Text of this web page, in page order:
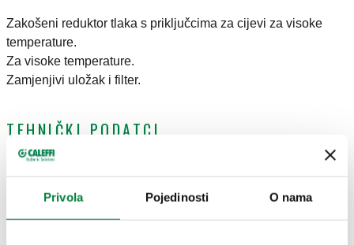
Privola Pojedinosti O nama
Zakošeni reduktor tlaka s priključcima za cijevi za visoke
temperature.
Za visoke temperature.
Zamjenjivi uložak i filter.
TEHNIČKI PODATCI
Adjustment pressure range:1–5,5 bar
Medium temperature range:2–80 °C